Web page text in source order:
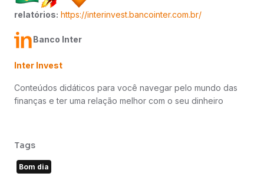
relatórios: https://interinvest.bancointer.com.br/
Banco Inter
Inter Invest
Conteúdos didáticos para você navegar pelo mundo das
finanças e ter uma relação melhor com o seu dinheiro
Tags
Bom dia